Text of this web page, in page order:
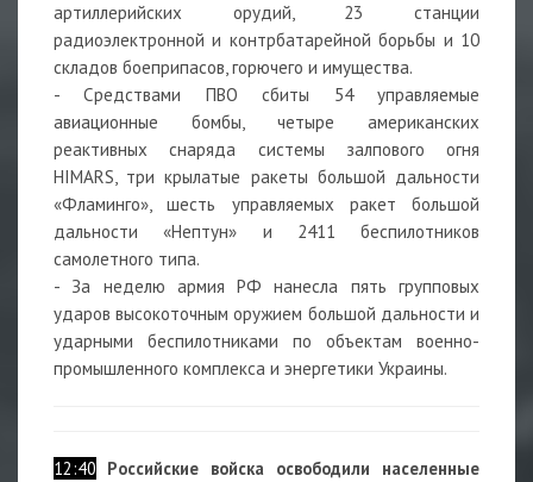
артиллерийских орудий, 23 станции
радиоэлектронной и контрбатарейной борьбы и 10
складов боеприпасов, горючего и имущества.
- Средствами ПВО сбиты 54 управляемые
авиационные бомбы, четыре американских
реактивных снаряда системы залпового огня
HIMARS, три крылатые ракеты большой дальности
«Фламинго», шесть управляемых ракет большой
дальности «Нептун» и 2411 беспилотников
самолетного типа.
- За неделю армия РФ нанесла пять групповых
ударов высокоточным оружием большой дальности и
ударными беспилотниками по объектам военно-
промышленного комплекса и энергетики Украины.
12:40 Российские войска освободили населенные